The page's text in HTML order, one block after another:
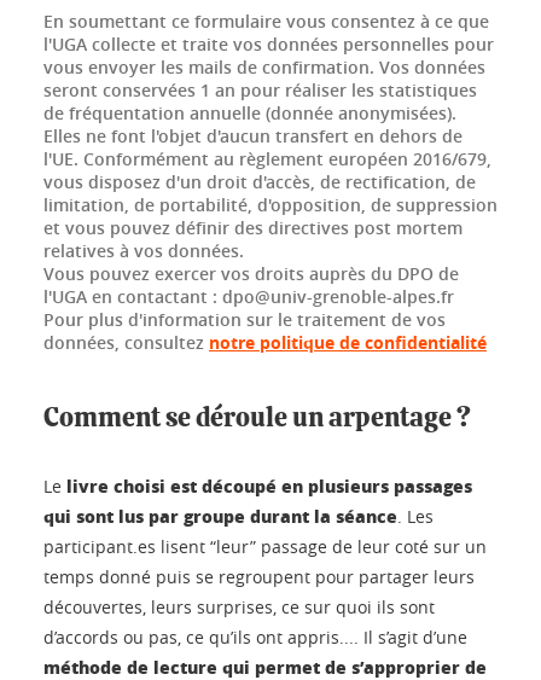
En soumettant ce formulaire vous consentez à ce que
l'UGA collecte et traite vos données personnelles pour
vous envoyer les mails de confirmation. Vos données
seront conservées 1 an pour réaliser les statistiques
de fréquentation annuelle (donnée anonymisées).
Elles ne font l'objet d'aucun transfert en dehors de
l'UE. Conformément au règlement européen 2016/679,
vous disposez d'un droit d'accès, de rectification, de
limitation, de portabilité, d'opposition, de suppression
et vous pouvez définir des directives post mortem
relatives à vos données.
Vous pouvez exercer vos droits auprès du DPO de
l'UGA en contactant : dpo@univ-grenoble-alpes.fr
Pour plus d'information sur le traitement de vos
données, consultez notre politique de confidentialité
Comment se déroule un arpentage ?
Le livre choisi est découpé en plusieurs passages
qui sont lus par groupe durant la séance . Les
participant.es lisent “leur” passage de leur coté sur un
temps donné puis se regroupent pour partager leurs
découvertes, leurs surprises, ce sur quoi ils sont
d’accords ou pas, ce qu’ils ont appris.... Il s’agit d’une
méthode de lecture qui permet de s’approprier de